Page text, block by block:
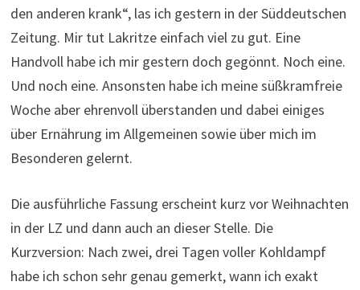
den anderen krank“, las ich gestern in der Süddeutschen
Zeitung. Mir tut Lakritze einfach viel zu gut. Eine
Handvoll habe ich mir gestern doch gegönnt. Noch eine.
Und noch eine. Ansonsten habe ich meine süßkramfreie
Woche aber ehrenvoll überstanden und dabei einiges
über Ernährung im Allgemeinen sowie über mich im
Besonderen gelernt.
Die ausführliche Fassung erscheint kurz vor Weihnachten
in der LZ und dann auch an dieser Stelle. Die
Kurzversion: Nach zwei, drei Tagen voller Kohldampf
habe ich schon sehr genau gemerkt, wann ich exakt